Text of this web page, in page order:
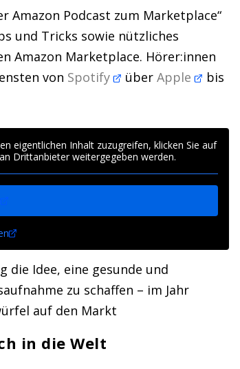
Amazon Podcast zum Marketplace“
und Tricks sowie nützliches
Amazon Marketplace. Hörer:innen
von Spotify überApple
bis
eigentlichen Inhalt zuzugreifen, klicken Sie auf
Drittanbieter weitergegeben werden.
die Idee, eine gesunde und
zu schaffen – im Jahr
auf den Markt
in die Welt